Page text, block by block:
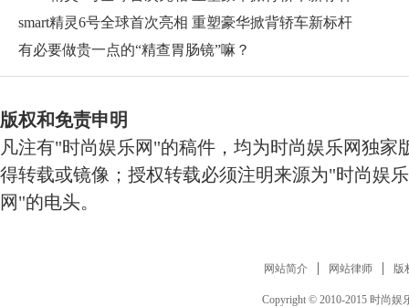
smart精灵6号全球首次亮相 重塑豪华掀背轿车新标杆
有必要做贵一点的“精查胃肠镜”嘛？
版权和免责申明
凡注有"时尚娱乐网"的稿件，均为时尚娱乐网独家
得转载或镜像；授权转载必须注明来源为"时尚娱
网"的电头。
网站简介 网站律师 版
Copyright © 2010-2015 时尚娱